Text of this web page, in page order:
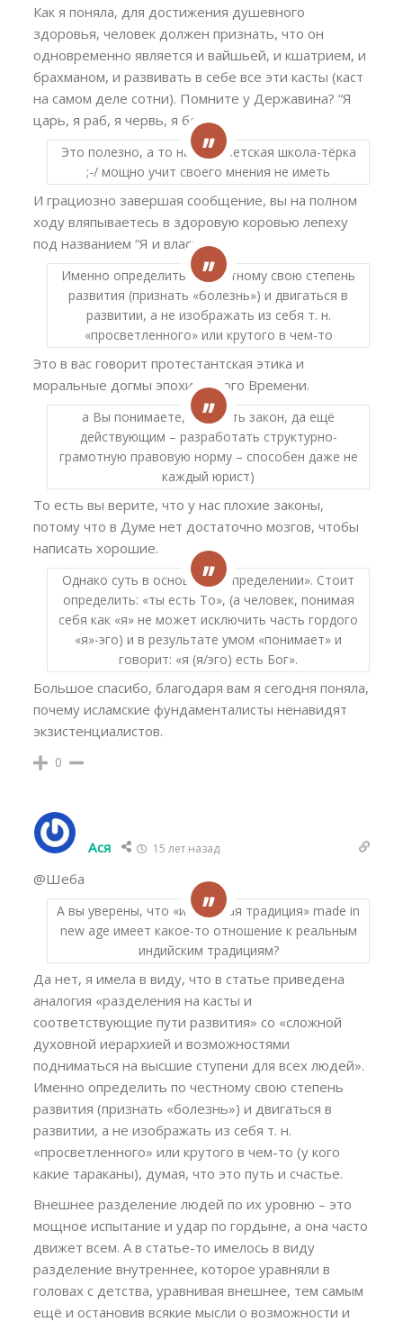
Как я поняла, для достижения душевного
здоровья, человек должен признать, что он
одновременно является и вайшьей, и кшатрием, и
брахманом, и развивать в себе все эти касты (каст
на самом деле сотни). Помните у Державина? “Я
царь, я раб, я червь, я бог”.
Это полезно, а то наша советская школа-тёрка
;-/ мощно учит своего мнения не иметь
И грациозно завершая сообщение, вы на полном
ходу вляпываетесь в здоровую коровью лепеху
под названием “Я и власть”.
Именно определить по честному свою степень
развития (признать «болезнь») и двигаться в
развитии, а не изображать из себя т. н.
«просветленного» или крутого в чем-то
Это в вас говорит протестантская этика и
моральные догмы эпохи Нового Времени.
а Вы понимаете, написать закон, да ещё
действующим – разработать структурно-
грамотную правовую норму – способен даже не
каждый юрист)
То есть вы верите, что у нас плохие законы,
потому что в Думе нет достаточно мозгов, чтобы
написать хорошие.
Однако суть в основном «определении». Стоит
определить: «ты есть То», (а человек, понимая
себя как «я» не может исключить часть гордого
«я»-эго) и в результате умом «понимает» и
говорит: «я (я/эго) есть Бог».
Большое спасибо, благодаря вам я сегодня поняла,
почему исламские фундаменталисты ненавидят
экзистенциалистов.
0
Ася 15 лет назад
@Шеба
А вы уверены, что «индийская традиция» made in
new age имеет какое-то отношение к реальным
индийским традициям?
Да нет, я имела в виду, что в статье приведена
аналогия «разделения на касты и
соответствующие пути развития» со «сложной
духовной иерархией и возможностями
подниматься на высшие ступени для всех людей».
Именно определить по честному свою степень
развития (признать «болезнь») и двигаться в
развитии, а не изображать из себя т. н.
«просветленного» или крутого в чем-то (у кого
какие тараканы), думая, что это путь и счастье.
Внешнее разделение людей по их уровню – это
мощное испытание и удар по гордыне, а она часто
движет всем. А в статье-то имелось в виду
разделение внутреннее, которое уравняли в
головах с детства, уравнивая внешнее, тем самым
ещё и остановив всякие мысли о возможности и